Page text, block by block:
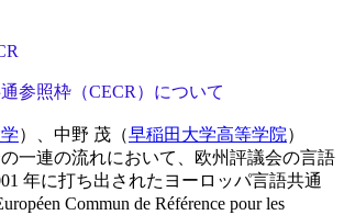
参照枠（CECR）について
）、中野 茂（早稲田大学高等学院）
一連の流れにおいて、欧州評議会の言語
年に打ち出されたヨーロッパ言語共通
Commun de Référence pour les